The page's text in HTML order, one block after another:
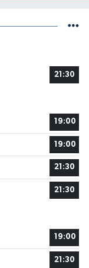
21:30
19:00
19:00
21:30
21:30
19:00
21:30